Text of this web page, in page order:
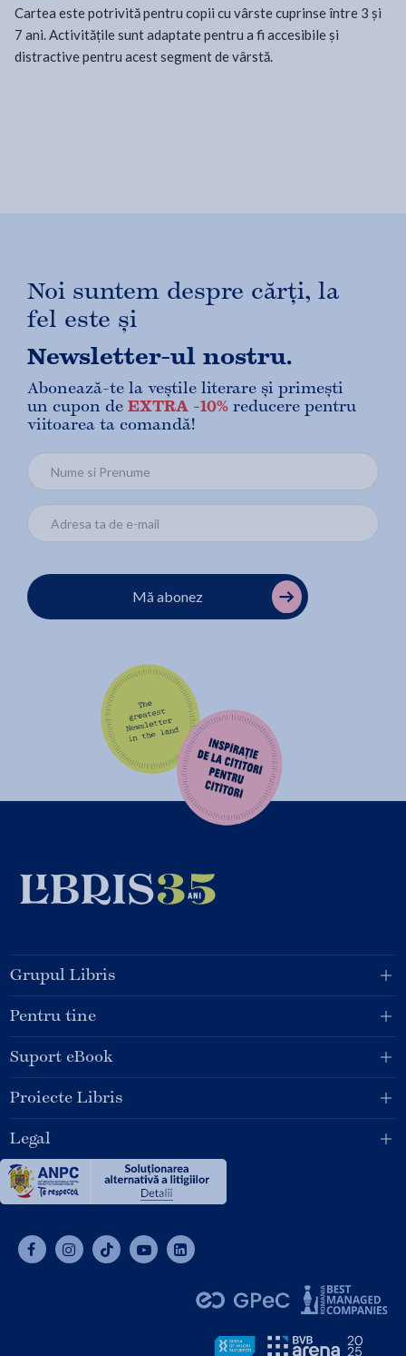
Cartea este potrivită pentru copii cu vârste cuprinse între 3 și
7 ani. Activitățile sunt adaptate pentru a fi accesibile și
distractive pentru acest segment de vârstă.
Noi suntem despre cărți, la
fel este și
Newsletter-ul nostru.
Abonează-te la veștile literare și primești
un cupon de EXTRA -10% reducere pentru
viitoarea ta comandă!
Mă abonez
Grupul Libris
Pentru tine
Suport eBook
Proiecte Libris
Legal